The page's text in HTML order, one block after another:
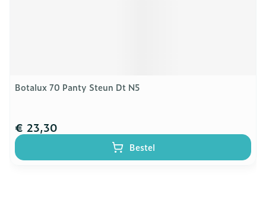
Botalux 70 Panty Steun Dt N5
€ 23,30
Bestel